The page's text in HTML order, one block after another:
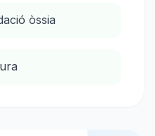
òssia